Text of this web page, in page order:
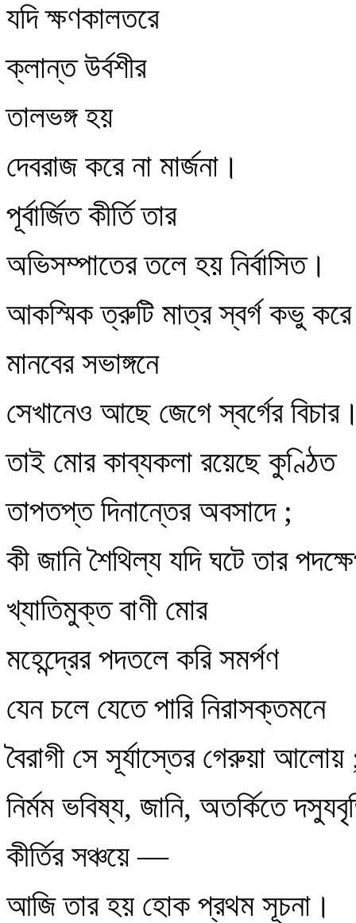
যদি ক্ষণকালতরে
ক্লান্ত উর্বশীর
তালভঙ্গ হয়
দেবরাজ করে না মার্জনা।
পূর্বার্জিত কীর্তি তার
অভিসম্পাতের তলে হয় নির্বাসিত।
আকস্মিক ত্রুটি মাত্র স্বর্গ কভু করে
মানবের সভাঙ্গনে
সেখানেও আছে জেগে স্বর্গের
তাই মোর কাব্যকলা রয়েছে কুণ্ঠিত
তাপতপ্ত দিনান্তের অবসাদে ;
কী জানি শৈথিল্য যদি ঘটে তার
খ্যাতিমুক্ত বাণী মোর
মহেন্দ্রের পদতলে করি সমর্পণ
যেন চলে যেতে পারি নিরাসক্তমনে
বৈরাগী সে সূর্যাস্তের গেরুয়া আলোয়
নির্মম ভবিষ্য, জানি, অতর্কিতে
কীর্তির সঞ্চয়ে —
আজি তার হয় হোক প্রথম সূচনা।